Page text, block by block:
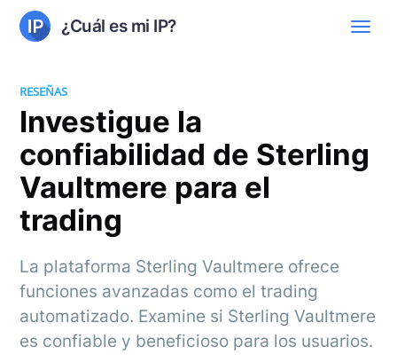
¿Cuál es mi IP?
RESEÑAS
Investigue la
confiabilidad de Sterling
Vaultmere para el
trading
La plataforma Sterling Vaultmere ofrece
funciones avanzadas como el trading
automatizado. Examine si Sterling Vaultmere
es confiable y beneficioso para los usuarios.